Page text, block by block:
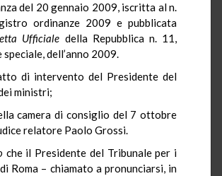
del 20 gennaio 2009, iscritta al n.
ordinanze 2009 e pubblicata
Ufficiale della Repubblica n. 11,
speciale, dell’anno 2009.
di intervento del Presidente del
ministri;
camera di consiglio del 7 ottobre
relatore Paolo Grossi.
che il Presidente del Tribunale per i
Roma – chiamato a pronunciarsi, in